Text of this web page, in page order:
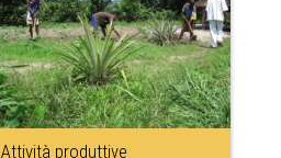
Attività produttive